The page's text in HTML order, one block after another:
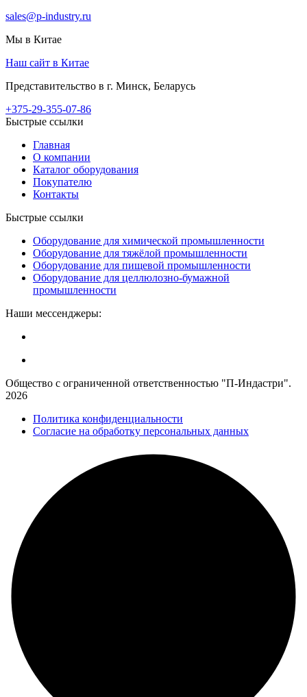
sales@p-industry.ru
Мы в Китае
Наш сайт в Китае
Представительство в г. Минск, Беларусь
+375-29-355-07-86
Быстрые ссылки
Главная
О компании
Каталог оборудования
Покупателю
Контакты
Быстрые ссылки
Оборудование для химической промышленности
Оборудование для тяжёлой промышленности
Оборудование для пищевой промышленности
Оборудование для целлюлозно-бумажной
промышленности
Наши мессенджеры:
Общество с ограниченной ответственностью "П-Индастри".
2026
Политика конфиденциальности
Согласие на обработку персональных данных